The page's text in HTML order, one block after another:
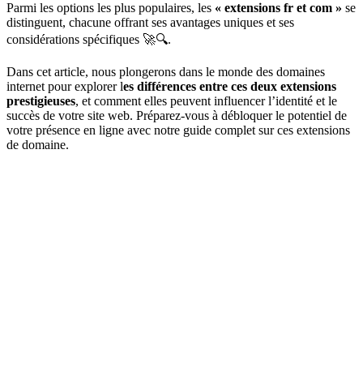
Parmi les options les plus populaires, les « extensions fr et com » se
distinguent, chacune offrant ses avantages uniques et ses
considérations spécifiques 🚀🔍.
Dans cet article, nous plongerons dans le monde des domaines
internet pour explorer les différences entre ces deux extensions
prestigieuses, et comment elles peuvent influencer l’identité et le
succès de votre site web. Préparez-vous à débloquer le potentiel de
votre présence en ligne avec notre guide complet sur ces extensions
de domaine.